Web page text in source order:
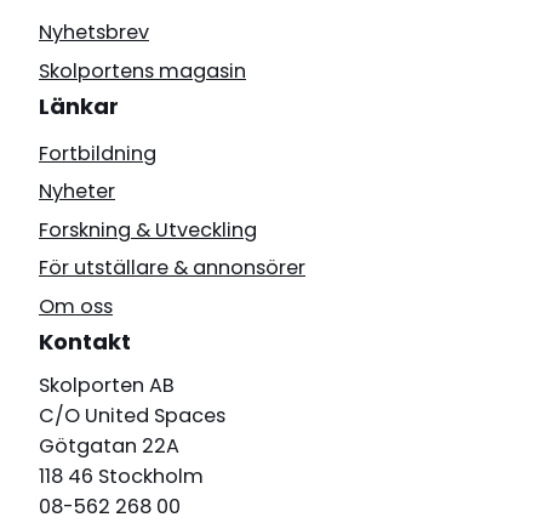
Nyhetsbrev
Skolportens magasin
Länkar
Fortbildning
Nyheter
Forskning & Utveckling
För utställare & annonsörer
Om oss
Kontakt
Skolporten AB
C/O United Spaces
Götgatan 22A
118 46 Stockholm
08-562 268 00